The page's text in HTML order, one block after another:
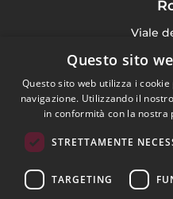
Viale
00144
Questo sito
Questo sito web utilizza i
navigazione. Utilizzando il
in conformità con la nostra
STRETTAMENTE
TARGETING